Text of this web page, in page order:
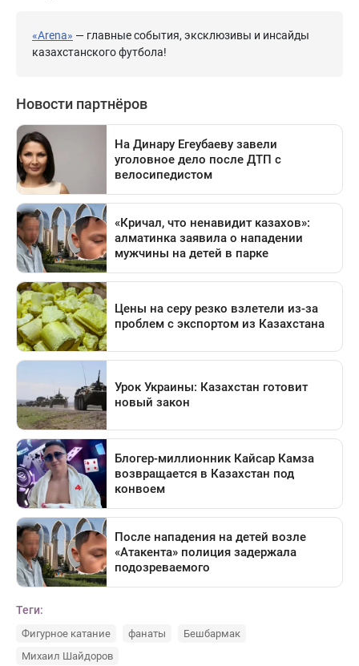
«Arena» — главные события, эксклюзивы и инсайды
казахстанского футбола!
Теги:
Фигурное катание фанаты
Бешбармак
Михаил Шайдоров